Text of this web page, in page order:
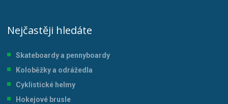
Nejčastěji hledáte
Skateboardy a pennyboardy
Koloběžky a odrážedla
Cyklistické helmy
Hokejové brusle